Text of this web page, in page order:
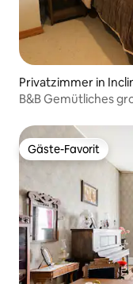
Privatzimmer in
B&B Gemütliches
Gäste-Favorit
Gäste-Favorit